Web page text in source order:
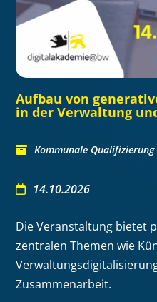
Aufbau von
in der Verwaltung
Kommunale Qualifizierung
14.10.2026
Die Veranstaltung bietet
zentralen Themen wie
Zusammenarbeit.